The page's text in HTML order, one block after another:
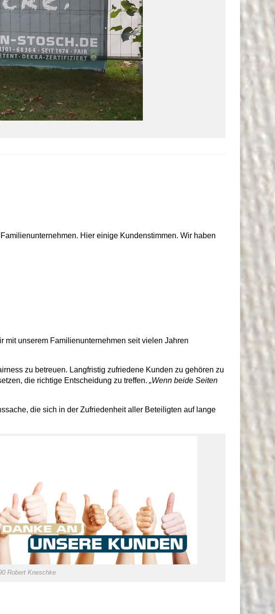
Hier einige Kundenstimmen. Wir haben
mit unserem Familienunternehmen seit vielen Jahren
zu betreuen. Langfristig zufriedene Kunden zu gehören zu
die richtige Entscheidung zu treffen. „Wenn beide Seiten
die sich in der Zufriedenheit aller Beteiligten auf lange
Robert Kneschke